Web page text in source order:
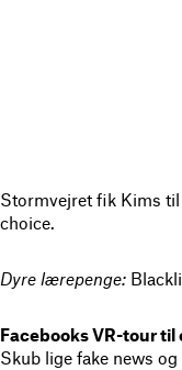
Stormvejret fik Kims til
choice.
Dyre lærepenge:
Facebooks VR-tour
Skub lige fake news